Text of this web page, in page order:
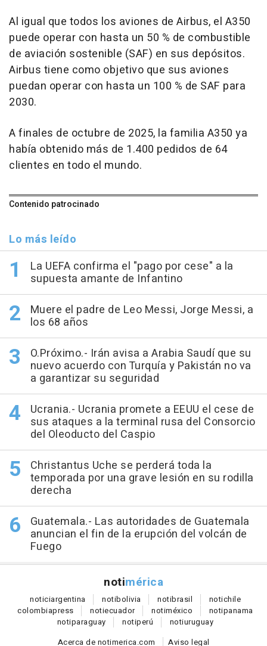
Al igual que todos los aviones de Airbus, el A350
puede operar con hasta un 50 % de combustible
de aviación sostenible (SAF) en sus depósitos.
Airbus tiene como objetivo que sus aviones
puedan operar con hasta un 100 % de SAF para
2030.
A finales de octubre de 2025, la familia A350 ya
había obtenido más de 1.400 pedidos de 64
clientes en todo el mundo.
Contenido patrocinado
Lo más leído
La UEFA confirma el "pago por cese" a la
supuesta amante de Infantino
Muere el padre de Leo Messi, Jorge Messi, a
los 68 años
O.Próximo.- Irán avisa a Arabia Saudí que su
nuevo acuerdo con Turquía y Pakistán no va
a garantizar su seguridad
Ucrania.- Ucrania promete a EEUU el cese de
sus ataques a la terminal rusa del Consorcio
del Oleoducto del Caspio
Christantus Uche se perderá toda la
temporada por una grave lesión en su rodilla
derecha
Guatemala.- Las autoridades de Guatemala
anuncian el fin de la erupción del volcán de
Fuego
notimérica
noticiargentina notibolivia notibrasil notichile
colombiapress notiecuador notiméxico notipanama
notiparaguay notiperú notiuruguay
Acerca de notimerica.com
Aviso legal